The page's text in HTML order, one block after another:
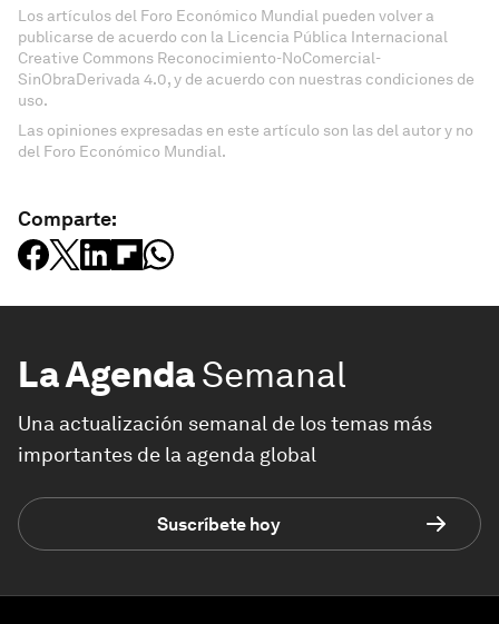
Los artículos del Foro Económico Mundial pueden volver a
publicarse de acuerdo con la Licencia Pública Internacional
Creative Commons Reconocimiento-NoComercial-
SinObraDerivada 4.0, y de acuerdo con nuestras condiciones de
uso.
Las opiniones expresadas en este artículo son las del autor y no
del Foro Económico Mundial.
Comparte:
La AgendaSemanal
Una actualización semanal de los temas más
importantes de la agenda global
Suscríbete hoy